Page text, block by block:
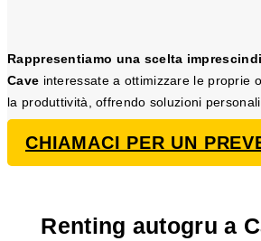
Rappresentiamo una scelta
Cave interessate a ottimizzare le proprie
la produttività, offrendo soluzioni
progetto di sollevamento e
CHIAMACI PER UN
Renting autogru a